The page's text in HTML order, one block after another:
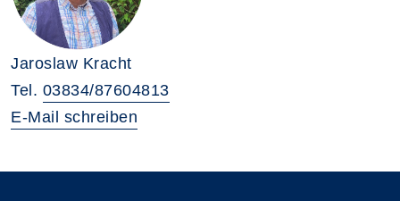
Jaroslaw Kracht
Tel. 03834/87604813
E-Mail schreiben